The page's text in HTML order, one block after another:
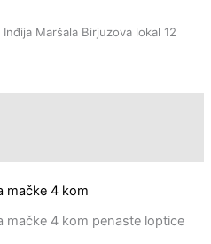
Maršala Birjuzova lokal 12
mačke 4 kom
mačke 4 kom penaste loptice